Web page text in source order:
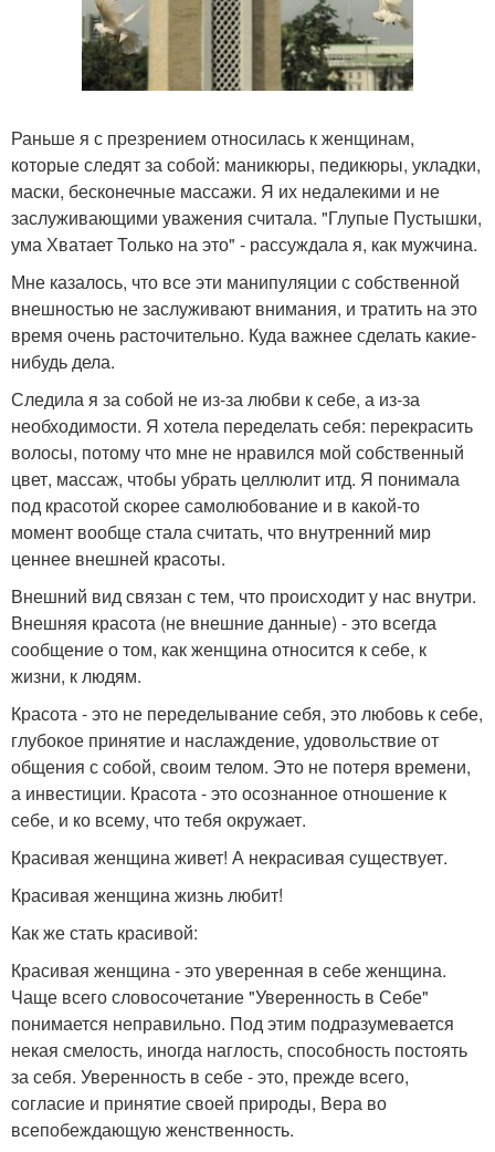
Раньше я с презрением относилась к женщинам,
которые следят за собой: маникюры, педикюры, укладки,
маски, бесконечные массажи. Я их недалекими и не
заслуживающими уважения считала. "Глупые Пустышки,
ума Хватает Только на это" - рассуждала я, как мужчина.
Мне казалось, что все эти манипуляции с собственной
внешностью не заслуживают внимания, и тратить на это
время очень расточительно. Куда важнее сделать какие-
нибудь дела.
Следила я за собой не из-за любви к себе, а из-за
необходимости. Я хотела переделать себя: перекрасить
волосы, потому что мне не нравился мой собственный
цвет, массаж, чтобы убрать целлюлит итд. Я понимала
под красотой скорее самолюбование и в какой-то
момент вообще стала считать, что внутренний мир
ценнее внешней красоты.
Внешний вид связан с тем, что происходит у нас внутри.
Внешняя красота (не внешние данные) - это всегда
сообщение о том, как женщина относится к себе, к
жизни, к людям.
Красота - это не переделывание себя, это любовь к себе,
глубокое принятие и наслаждение, удовольствие от
общения с собой, своим телом. Это не потеря времени,
а инвестиции. Красота - это осознанное отношение к
себе, и ко всему, что тебя окружает.
Красивая женщина живет! А некрасивая существует.
Красивая женщина жизнь любит!
Как же стать красивой:
Красивая женщина - это уверенная в себе женщина.
Чаще всего словосочетание "Уверенность в Себе"
понимается неправильно. Под этим подразумевается
некая смелость, иногда наглость, способность постоять
за себя. Уверенность в себе - это, прежде всего,
согласие и принятие своей природы, Вера во
всепобеждающую женственность.